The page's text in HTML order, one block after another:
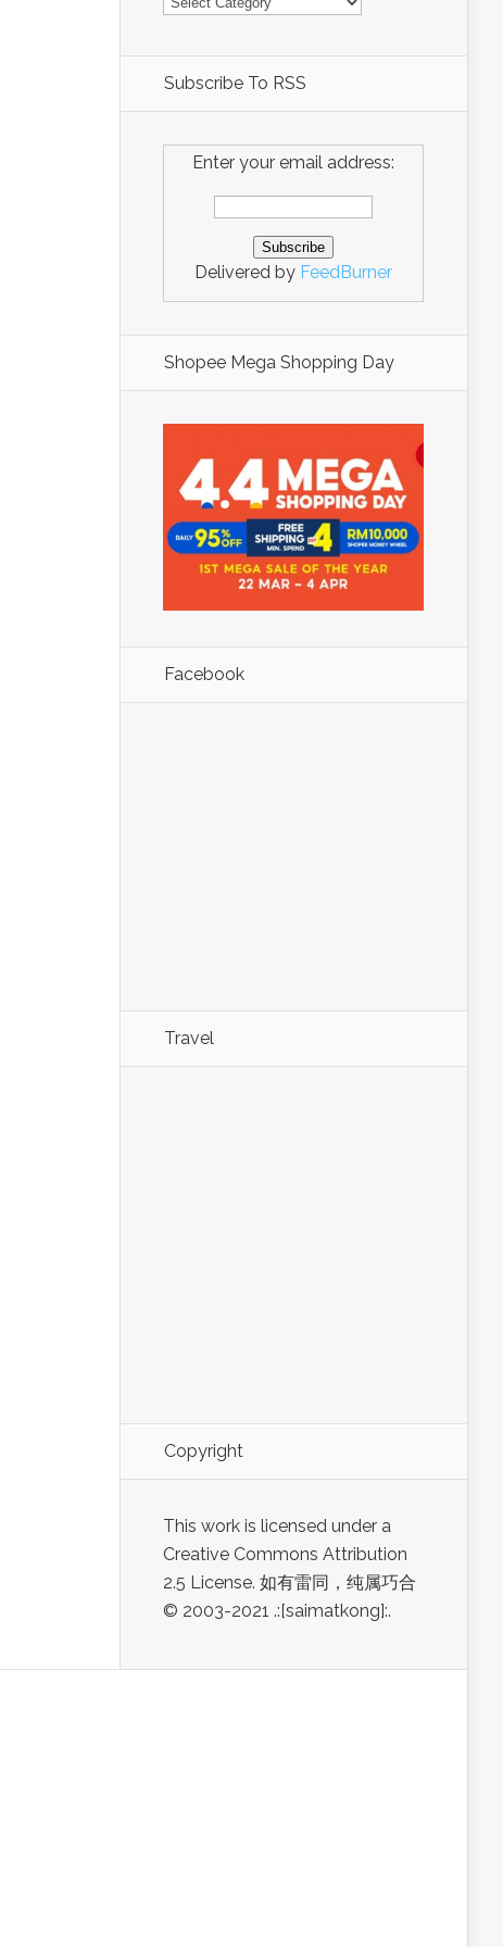
Subscribe To RSS
Enter your email address:
Delivered by FeedBurner
Shopee Mega Shopping Day
Facebook
Travel
Copyright
This work is licensed under a
Creative Commons Attribution
2.5 License. 如有雷同，纯属巧合
© 2003-2021 .:[saimatkong]:.